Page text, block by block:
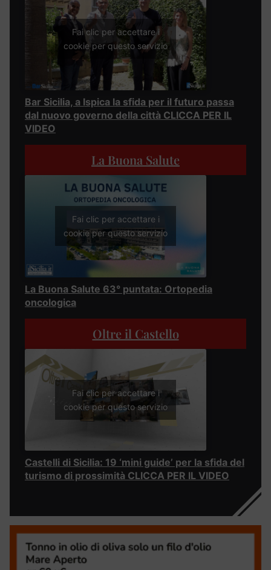
Fai clic per accettare i
cookie per questo servizio
Bar Sicilia, a Ispica la sfida per il futuro passa
dal nuovo governo della città CLICCA PER IL
VIDEO
La Buona Salute
Fai clic per accettare i
cookie per questo servizio
La Buona Salute 63° puntata: Ortopedia
oncologica
Oltre il Castello
Fai clic per accettare i
cookie per questo servizio
Castelli di Sicilia: 19 ‘mini guide’ per la sfida del
turismo di prossimità CLICCA PER IL VIDEO